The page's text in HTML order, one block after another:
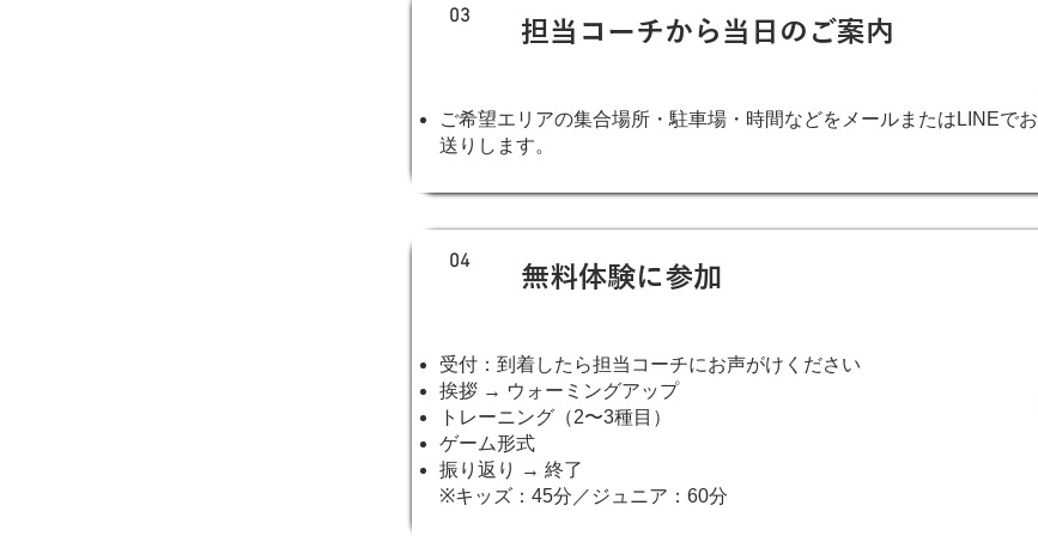
03 担当コーチから当日のご案内
ご希望エリアの集合場所・駐車場・時間などをメールまたはLINEでお
送りします。
04 無料体験に参加
受付：到着したら担当コーチにお声がけください
挨拶 → ウォーミングアップ
トレーニング（2〜3種目）
ゲーム形式
振り返り → 終了
※キッズ：45分／ジュニア：60分